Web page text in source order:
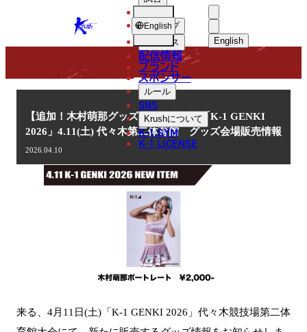
KRUSH English
中文（简体
中文（繁體
ショップ
ニュース
配信情報
ブランド
スポンサー
ルール
SNS
Krushについて
K-1 GYM
K-1 LICENSE
English
NEWS
ニュース
【追加！木村萌那グッズ発売決定！】「K-1 GENKI
2026」4.11(土) 代々木第二体育館 グッズ会場販売情報
2026.04.10
来る、4月11日(土)「K-1 GENKI 2026」代々木競技場第二体